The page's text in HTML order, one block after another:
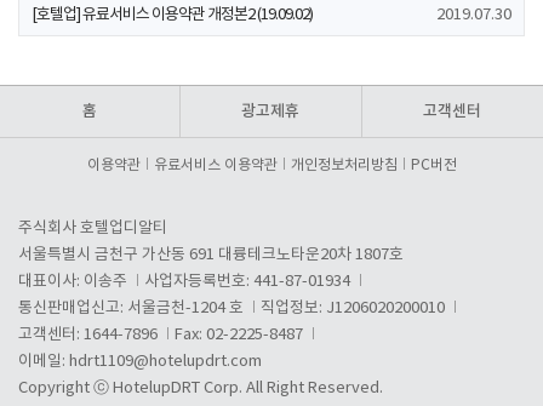
[호텔업] 유료서비스 이용약관 개정본2 (19.09.02) 2019.07.30
홈 광고제휴 고객센터
이용약관 유료서비스 이용약관 개인정보처리방침 PC버전
주식회사 호텔업디알티
서울특별시 금천구 가산동 691 대륭테크노타운20차 1807호
대표이사: 이송주
사업자등록번호: 441-87-01934
통신판매업신고: 서울금천-1204 호
직업정보: J1206020200010
고객센터: 1644-7896
Fax: 02-2225-8487
이메일: hdrt1109@hotelupdrt.com
Copyright ⓒ HotelupDRT Corp. All Right Reserved.